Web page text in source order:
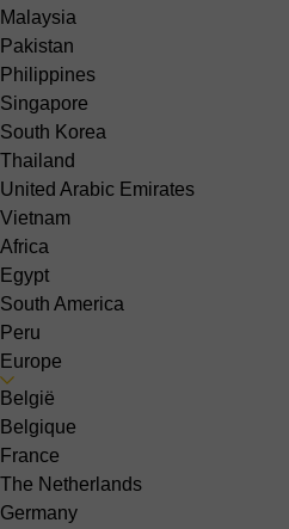
Malaysia
Pakistan
Philippines
Singapore
South Korea
Thailand
United Arabic Emirates
Vietnam
Africa
Egypt
South America
Peru
Europe
België
Belgique
France
The Netherlands
Germany